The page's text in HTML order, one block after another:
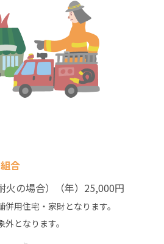
合
火の場合）（年）25,000円
用住宅・家財となります。
となります。